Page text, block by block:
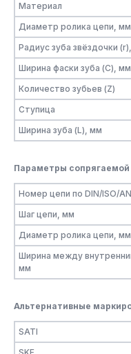
Материал
Диаметр ролика цепи, мм
Радиус зуба звёздочки
Ширина фаски зуба (C), мм
Количество зубьев (Z)
Ступица
Ширина зуба (L), мм
Параметры сопрягаемой
Номер цепи по DIN/ISO/
Шаг цепи, мм
Диаметр ролика цепи, мм
Ширина между
мм
Альтернативные
SATI